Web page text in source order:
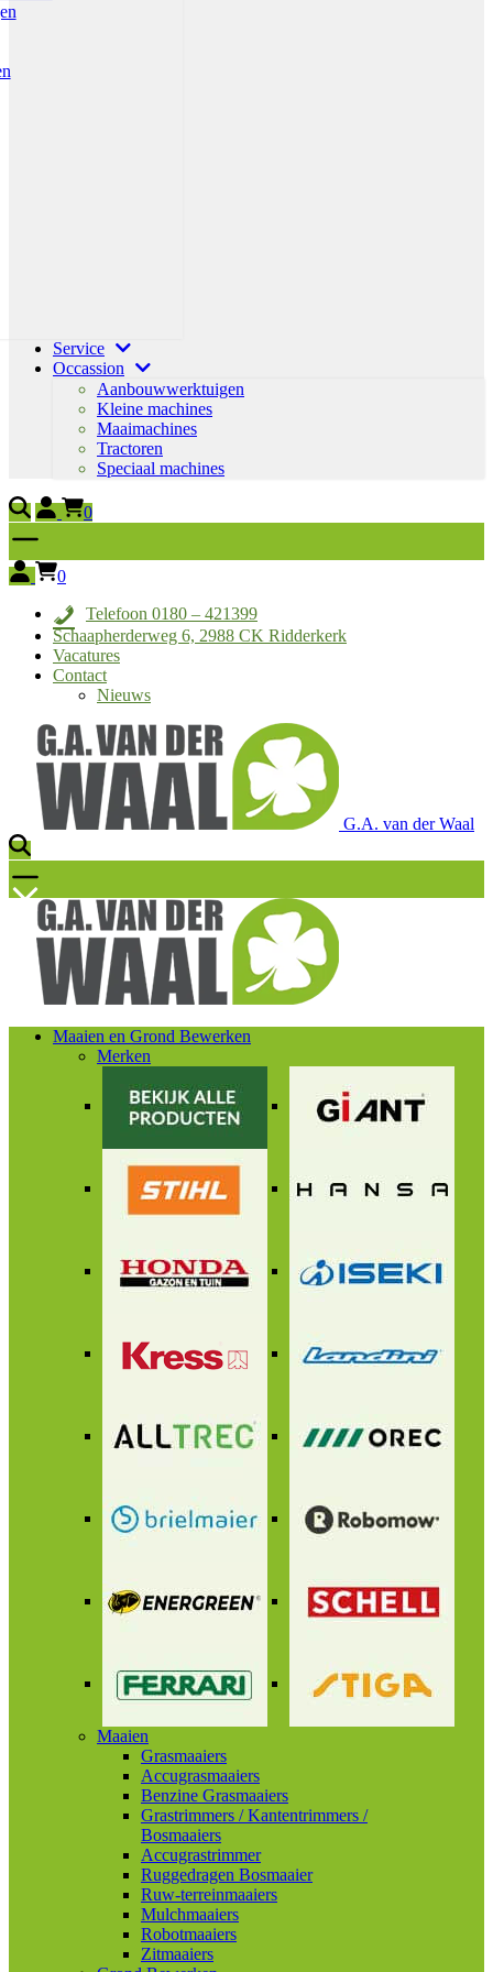
Service
Occassion
Aanbouwwerktuigen
Kleine machines
Maaimachines
Tractoren
Speciaal machines
0
0
Telefoon 0180 – 421399
Schaapherderweg 6, 2988 CK Ridderkerk
Vacatures
Contact
Nieuws
G.A. van der Waal
Maaien en Grond Bewerken
Merken
Maaien
Grasmaaiers
Accugrasmaaiers
Benzine Grasmaaiers
Grastrimmers / Kantentrimmers /
Bosmaaiers
Accugrastrimmer
Ruggedragen Bosmaaier
Ruw-terreinmaaiers
Mulchmaaiers
Robotmaaiers
Zitmaaiers